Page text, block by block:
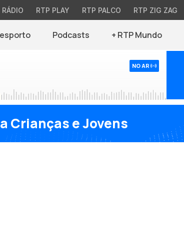
RÁDIO RTP PLAY RTP PALCO RTP ZIG ZAG
Podcasts + RTP Mundo
NO AR
Crianças e Jovens